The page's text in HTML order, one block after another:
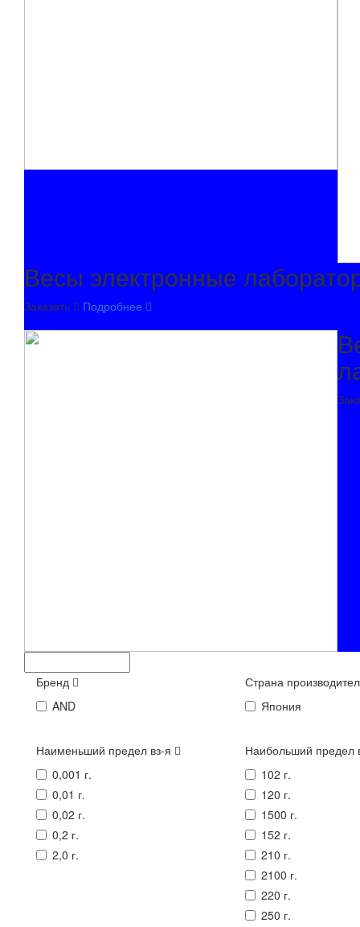
Весы электронные
Заказать Подробнее
Бренд
AND
Страна
Япония
Наименьший предел вз-я
0,001 г.
0,01 г.
0,02 г.
0,2 г.
2,0 г.
Наибольший предел
102 г.
120 г.
1500 г.
152 г.
210 г.
2100 г.
220 г.
250 г.